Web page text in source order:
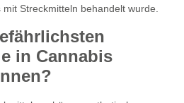
Streckmitteln behandelt wurde.
in Cannabis